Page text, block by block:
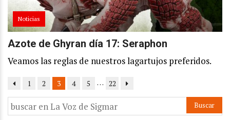
Noticias
Azote de Ghyran día 17: Seraphon
Veamos las reglas de nuestros lagartujos preferidos.
1 2 3 4 5 … 22